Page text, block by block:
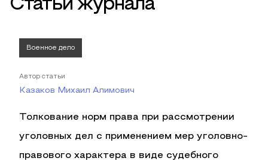
Статьи журнала
Военное дело
Автор статьи
Казаков Михаил Алимович
Толкование норм права при рассмотрении
уголовных дел с применением мер уголовно-
правового характера в виде судебного